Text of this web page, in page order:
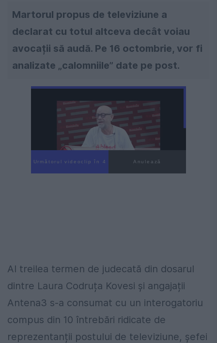
Martorul propus de televiziune a
declarat cu totul altceva decât voiau
avocații să audă. Pe 16 octombrie, vor fi
analizate „calomniile” date pe post.
Următorul videoclip în 2 Anulează
Al treilea termen de judecată din dosarul
dintre Laura Codruța Kovesi și angajații
Antena3 s-a consumat cu un interogatoriu
compus din 10 întrebări ridicate de
reprezentanții postului de televiziune, șefei